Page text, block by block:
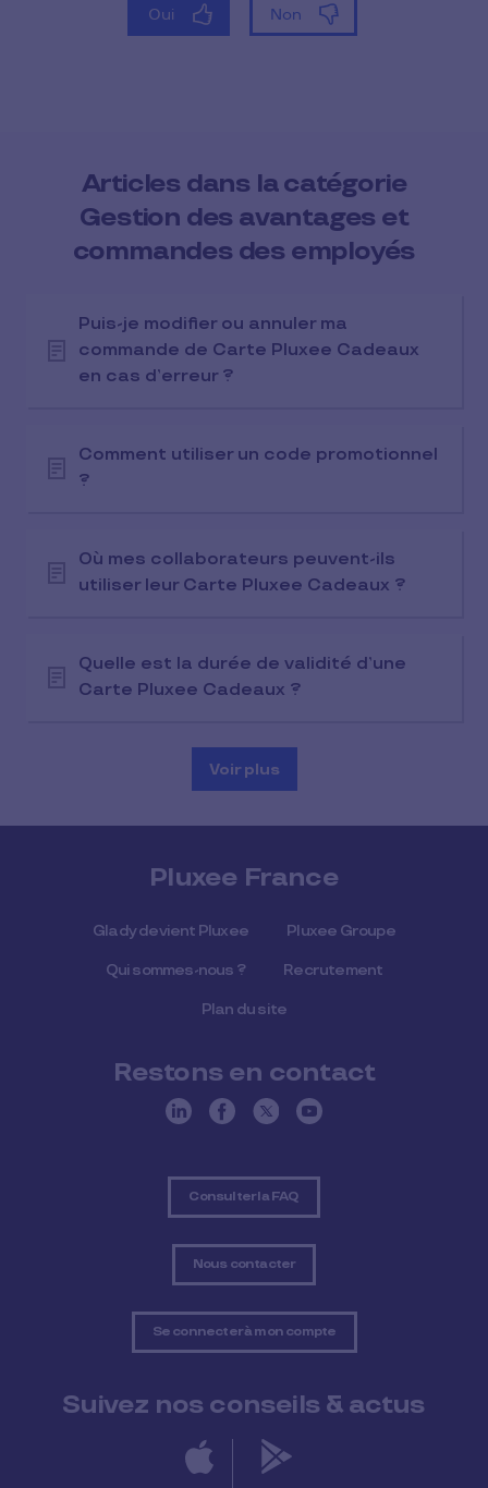
Articles dans la catégorie
Gestion des avantages et
commandes des employés
Puis-je modifier ou annuler ma
commande de Carte Pluxee Cadeaux
en cas d’erreur ?
Comment utiliser un code promotionnel
?
Où mes collaborateurs peuvent-ils
utiliser leur Carte Pluxee Cadeaux ?
Quelle est la durée de validité d’une
Carte Pluxee Cadeaux ?
Voir plus
Pluxee France
Glady devient Pluxee Pluxee Groupe
Qui sommes-nous ? Recrutement
Plan du site
Restons en contact
Consulter la FAQ
Nous contacter
Se connecter à mon compte
Suivez nos conseils & actus